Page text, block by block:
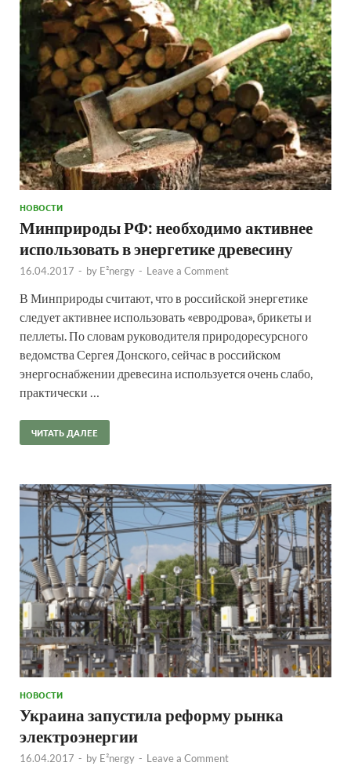
НОВОСТИ
Минприроды РФ: необходимо активнее
использовать в энергетике древесину
16.04.2017 - by E²nergy - Leave a Comment
В Минприроды считают, что в российской энергетике
следует активнее использовать «евродрова», брикеты и
пеллеты. По словам руководителя природоресурсного
ведомства Сергея Донского, сейчас в российском
энергоснабжении древесина используется очень слабо,
практически …
ЧИТАТЬ ДАЛЕЕ
НОВОСТИ
Украина запустила реформу рынка
электроэнергии
16.04.2017 - by E²nergy - Leave a Comment